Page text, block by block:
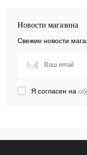
Новости магазина
Свежие новости
Я согласен на